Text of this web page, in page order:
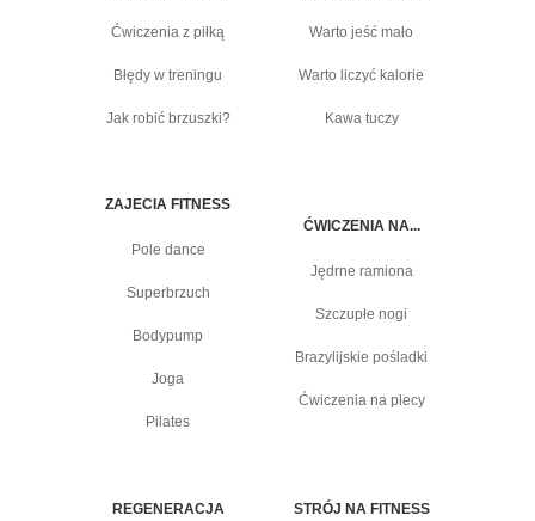
Ćwiczenia z piłką
Błędy w treningu
Jak robić brzuszki?
Warto jeść mało
Warto liczyć kalorie
Kawa tuczy
ZAJECIA FITNESS
Pole dance
Superbrzuch
Bodypump
Joga
Pilates
ĆWICZENIA NA...
Jędrne ramiona
Szczupłe nogi
Brazylijskie pośladki
Ćwiczenia na plecy
REGENERACJA STRÓJ NA FITNESS